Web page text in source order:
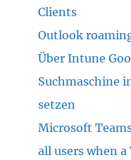
Clients
Outlook
Über Intune
Suchmaschine
setzen
Microsoft
all users when